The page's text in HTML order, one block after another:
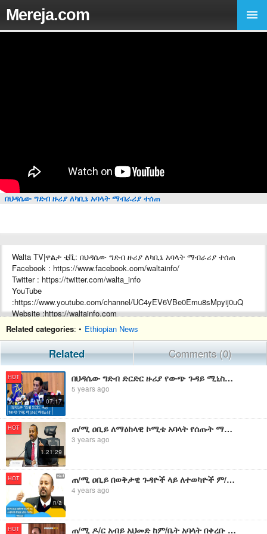
Mereja.com
በህዳሴው ግድብ ዙሪያ ለካቢኔ አባላት ማብራሪያ ተሰጠ
Walta TV|ዋልታ ቲቪ: በህዳሴው ግድብ ዙሪያ ለካቢኔ አባላት ማብራሪያ ተሰጠ
Facebook : https://www.facebook.com/waltainfo/
Twitter : https://twitter.com/walta_info
YouTube
:https://www.youtube.com/channel/UC4yEV6VBe0Emu8sMpyij0uQ
Website :https://waltainfo.com
#WaltaTV
Related categories: • Ethiopian News
Related Comments (0)
HOT
07:17
በህዳሴው ግድብ ድርድር ዙሪያ የውጭ ጉዳይ ሚኒስቴር ማብራሪያ
5 years ago
HOT
1:21:29
ጠ/ሚ ዐቢይ ለማዕከላዊ ኮሚቴ አባላት የሰጡት ማብራሪያ
3 years ago
HOT
n/a
ጠ/ሚ ዐቢይ በወቅታዊ ጉዳዮች ላይ ለተወካዮች ም/ቤት አባላት እየሰጡት ያለው ማብራሪያ ( ቀጥታ )
4 years ago
HOT ጠ/ሚ ዶ/ር አብይ አህመድ ከም/ቤት አባላት በቀረቡ ጥያቄዎች ላይ የሰጡት ማብራሪያ ክፍል 1